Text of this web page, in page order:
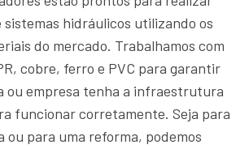
sistemas hidráulicos utilizando os
do mercado. Trabalhamos com
cobre, ferro e PVC para garantir
ou empresa tenha a infraestrutura
funcionar corretamente. Seja para
ou para uma reforma, podemos